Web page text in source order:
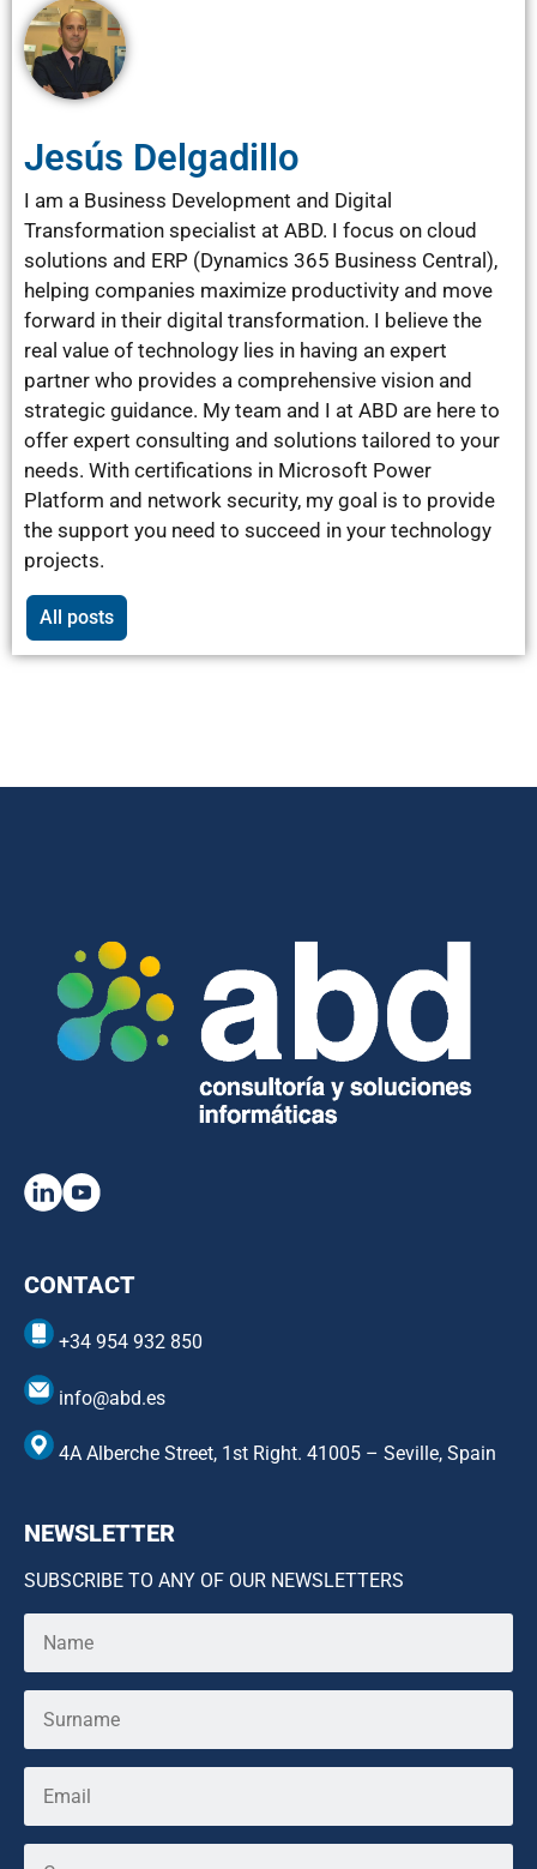
Jesús Delgadillo
I am a Business Development and Digital
Transformation specialist at ABD. I focus on cloud
solutions and ERP (Dynamics 365 Business Central),
helping companies maximize productivity and move
forward in their digital transformation. I believe the
real value of technology lies in having an expert
partner who provides a comprehensive vision and
strategic guidance. My team and I at ABD are here to
offer expert consulting and solutions tailored to your
needs. With certifications in Microsoft Power
Platform and network security, my goal is to provide
the support you need to succeed in your technology
projects.
All posts
CONTACT
+34 954 932 850
info@abd.es
4A Alberche Street, 1st Right. 41005 – Seville, Spain
NEWSLETTER
SUBSCRIBE TO ANY OF OUR NEWSLETTERS